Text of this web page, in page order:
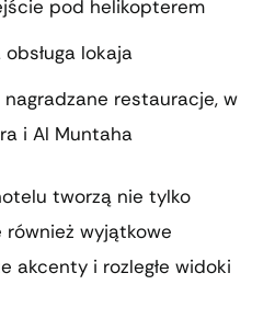
pod helikopterem
lokaja
restauracje, w
i Al Muntaha
tworzą nie tylko
wyjątkowe
akcenty i rozległe widoki